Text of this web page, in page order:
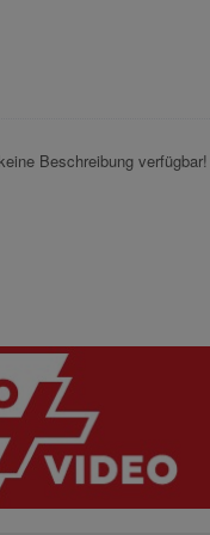
Beschreibung verfügbar!